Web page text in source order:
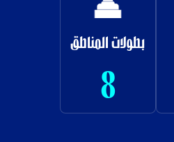
بطولات المناطق
8